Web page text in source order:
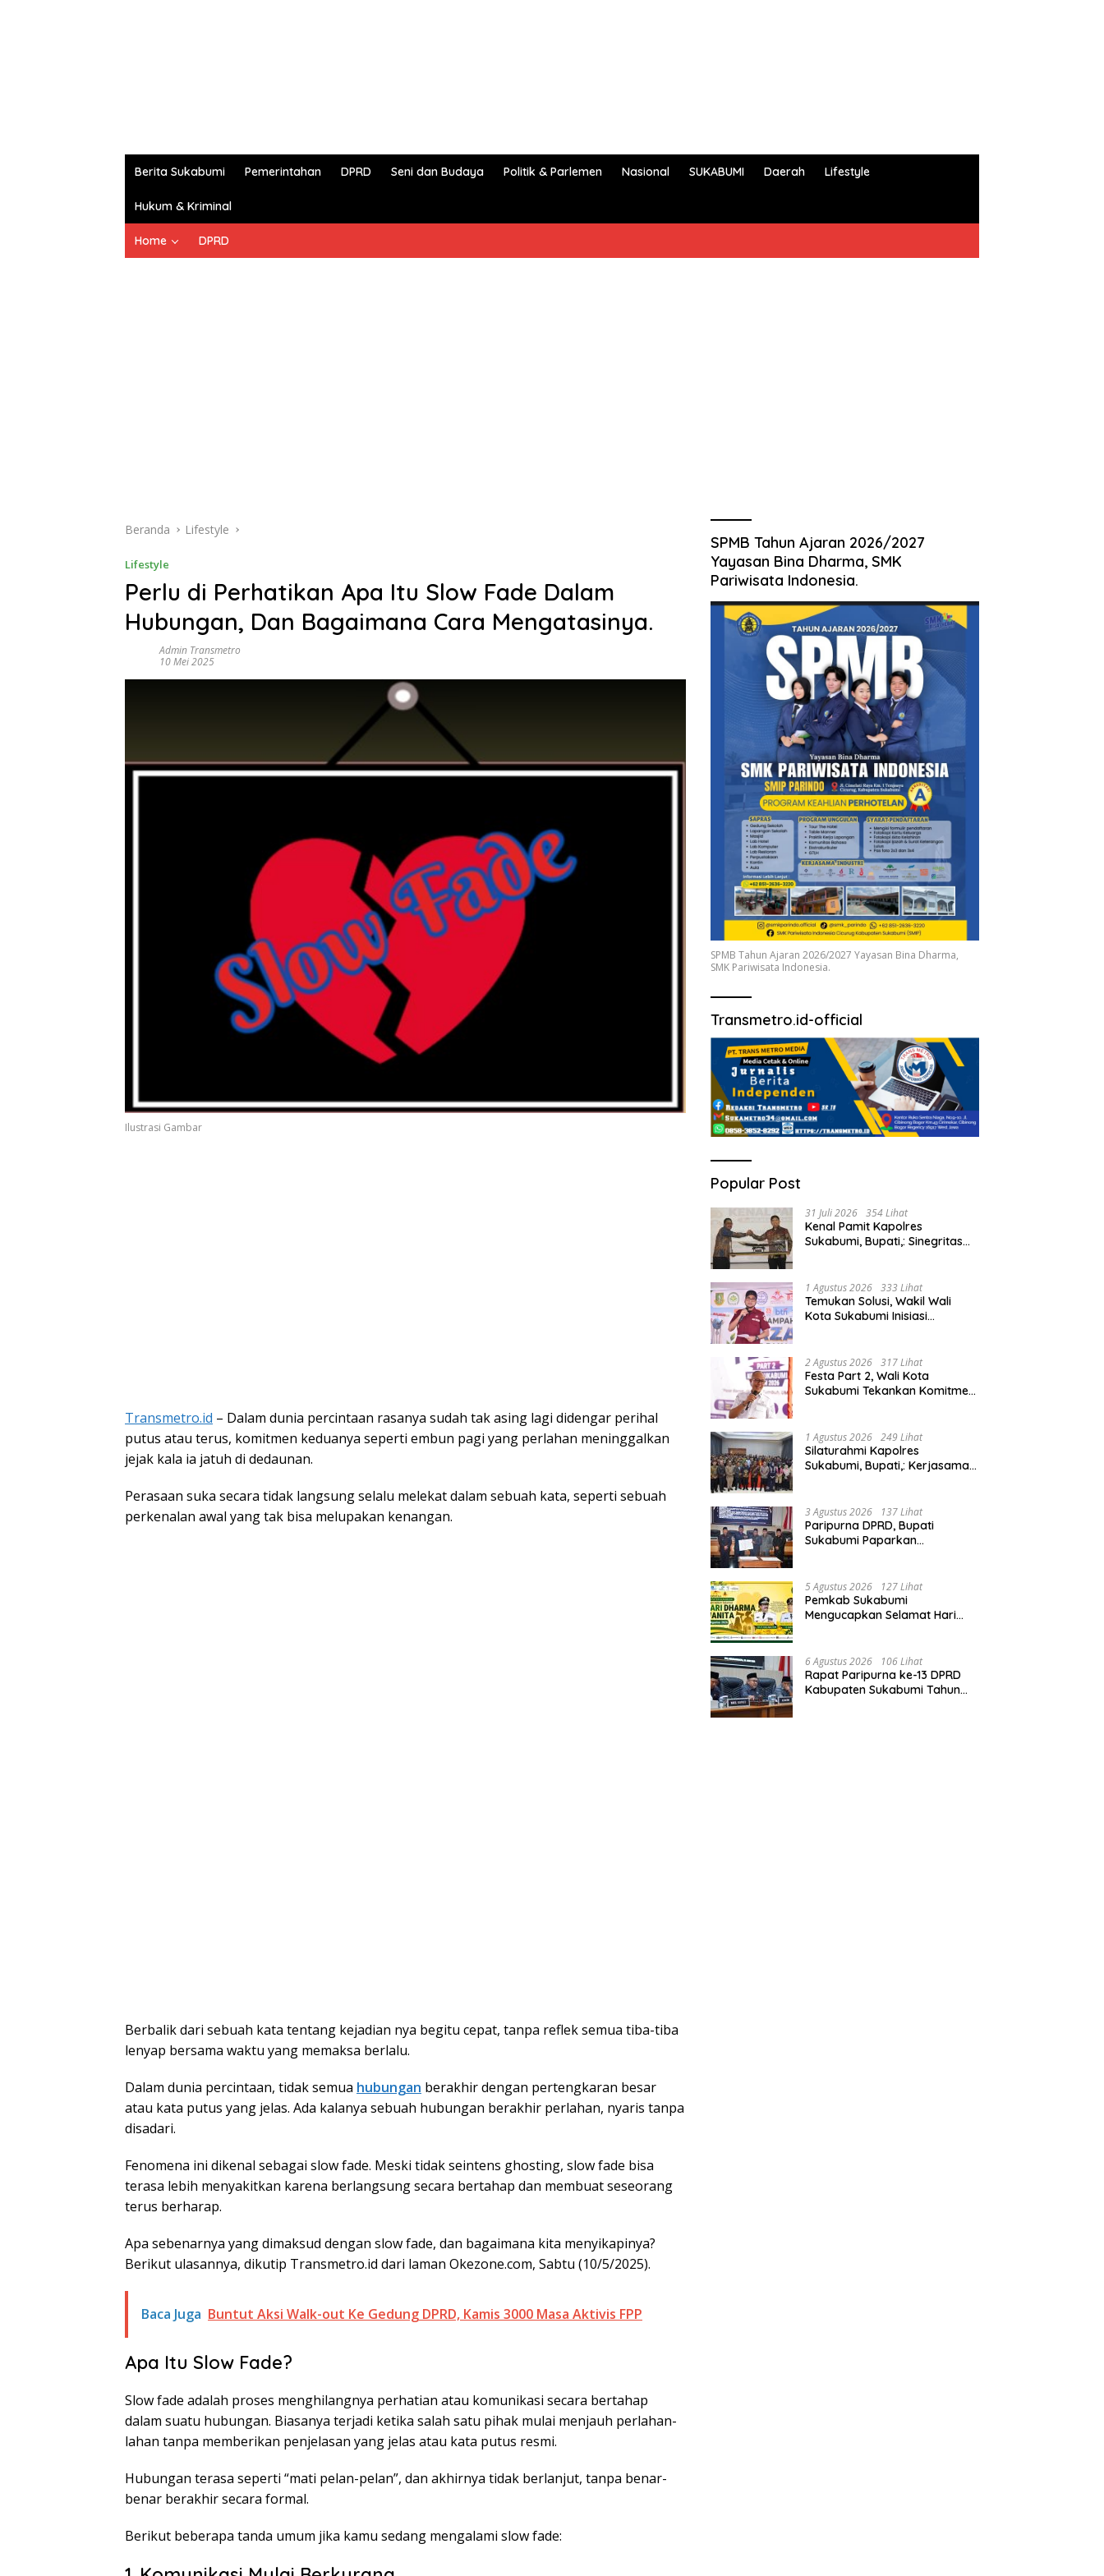
Berita Sukabumi Pemerintahan DPRD Seni dan Budaya Politik & Parlemen Nasional SUKABUMI Daerah Lifestyle
Hukum & Kriminal
Home DPRD
Beranda Lifestyle
Lifestyle
Perlu di Perhatikan Apa Itu Slow Fade Dalam
Hubungan, Dan Bagaimana Cara Mengatasinya.
Admin Transmetro
10 Mei 2025
Ilustrasi Gambar
Transmetro.id – Dalam dunia percintaan rasanya sudah tak asing lagi didengar perihal
putus atau terus, komitmen keduanya seperti embun pagi yang perlahan meninggalkan
jejak kala ia jatuh di dedaunan.
Perasaan suka secara tidak langsung selalu melekat dalam sebuah kata, seperti sebuah
perkenalan awal yang tak bisa melupakan kenangan.
Berbalik dari sebuah kata tentang kejadian nya begitu cepat, tanpa reflek semua tiba-tiba
lenyap bersama waktu yang memaksa berlalu.
Dalam dunia percintaan, tidak semua hubungan berakhir dengan pertengkaran besar
atau kata putus yang jelas. Ada kalanya sebuah hubungan berakhir perlahan, nyaris tanpa
disadari.
Fenomena ini dikenal sebagai slow fade. Meski tidak seintens ghosting, slow fade bisa
terasa lebih menyakitkan karena berlangsung secara bertahap dan membuat seseorang
terus berharap.
Apa sebenarnya yang dimaksud dengan slow fade, dan bagaimana kita menyikapinya?
Berikut ulasannya, dikutip Transmetro.id dari laman Okezone.com, Sabtu (10/5/2025).
Baca Juga Buntut Aksi Walk-out Ke Gedung DPRD, Kamis 3000 Masa Aktivis FPP
Apa Itu Slow Fade?
Slow fade adalah proses menghilangnya perhatian atau komunikasi secara bertahap
dalam suatu hubungan. Biasanya terjadi ketika salah satu pihak mulai menjauh perlahan-
lahan tanpa memberikan penjelasan yang jelas atau kata putus resmi.
Hubungan terasa seperti “mati pelan-pelan”, dan akhirnya tidak berlanjut, tanpa benar-
benar berakhir secara formal.
Berikut beberapa tanda umum jika kamu sedang mengalami slow fade:
SPMB Tahun Ajaran 2026/2027
Yayasan Bina Dharma, SMK
Pariwisata Indonesia.
SPMB Tahun Ajaran 2026/2027 Yayasan Bina Dharma,
SMK Pariwisata Indonesia.
Transmetro.id-official
Popular Post
31 Juli 2026 354 Lihat
Kenal Pamit Kapolres
Sukabumi, Bupati,: Sinegritas
1 Agustus 2026 333 Lihat
Temukan Solusi, Wakil Wali
Kota Sukabumi Inisiasi
2 Agustus 2026 317 Lihat
Festa Part 2, Wali Kota
Sukabumi Tekankan Komitmen
1 Agustus 2026 249 Lihat
Silaturahmi Kapolres
Sukabumi, Bupati,: Kerjasama
3 Agustus 2026 137 Lihat
Paripurna DPRD, Bupati
Sukabumi Paparkan
5 Agustus 2026 127 Lihat
Pemkab Sukabumi
Mengucapkan Selamat Hari
6 Agustus 2026 106 Lihat
Rapat Paripurna ke-13 DPRD
Kabupaten Sukabumi Tahun